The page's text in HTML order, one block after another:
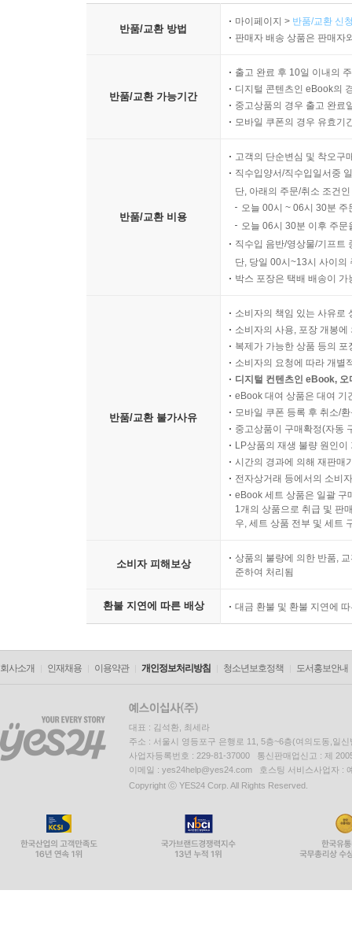
반품/교환 방법
마이페이지 > 반품/교환 신
판매자 배송 상품은 판매자
반품/교환 가능기간
출고 완료 후 10일 이내의
디지털 콘텐츠인 eBook의
중고상품의 경우 출고 완료
모바일 쿠폰의 경우 유효기
반품/교환 비용
고객의 단순변심 및 착오구
직수입양서/직수입일서중
단, 아래의 주문/취소 조건
오늘 00시 ~ 06시 30분
오늘 06시 30분 이후 주
직수입 음반/영상물/기프트
단, 당일 00시~13시 사이의
박스 포장은 택배 배송이
반품/교환 불가사유
소비자의 책임 있는 사유로
소비자의 사용, 포장 개봉
복제가 가능한 상품 등의
소비자의 요청에 따라 개별
디지털 컨텐츠인 eBook,
eBook 대여 상품은 대여 기
모바일 쿠폰 등록 후 취소/
중고상품이 구매확정(자동
LP상품의 재생 불량 원인
시간의 경과에 의해 재판매
전자상거래 등에서의 소비
eBook 세트 상품은 일괄 구
1개의 상품으로 취급 및 판
우, 세트 상품 전부 및 세트
소비자 피해보상
상품의 불량에 의한 반품,
준하여 처리됨
환불 지연에 따른 배상 대금 환불 및 환불 지연에
회사소개 인재채용 이용약관 개인정보처리방침 청소년보호정책 도서홍보안내
대표 : 김석환, 최세라
주소 : 서울시 영등포구 은행로 11, 5층~6층(여의도동,일신
사업자등록번호 : 229-81-37000 통신판매업신고 : 제
이메일 : yes24help@yes24.com 호스팅 서비스사업자 :
Copyright ⓒ YES24 Corp. All Rights Reserved.